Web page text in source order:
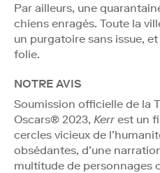
Par ailleurs, une
chiens enragés. Toute la
un purgatoire sans issue,
folie.
NOTRE AVIS
Soumission officielle de la
Oscars® 2023, Kerrest un
cercles vicieux de
obsédantes, d’une
multitude de personnages